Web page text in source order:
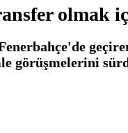
olmak
görüşmelerini